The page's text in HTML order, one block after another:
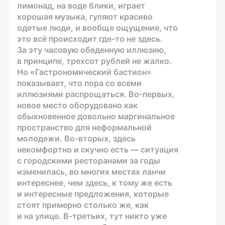
лимонад, на воде блики, играет
хорошая музыка, гуляют красиво
одетые люди, и вообще ощущение, что
это всё происходит где-то не здесь.
За эту часовую обеденную иллюзию,
в принципе, трехсот рублей не жалко.
Но «Гастрономический бастион»
показывает, что пора со всеми
иллюзиями распрощаться. Во-первых,
новое место оборудовано как
обыкновенное довольно маргинальное
пространство для неформальной
молодежи. Во-вторых, здесь
некомфортно и скучно есть — ситуация
с городскими ресторанами за годы
изменилась, во многих местах ланчи
интереснее, чем здесь, к тому же есть
и интересные предложения, которые
стоят примерно столько же, как
и на улице. В-третьих, тут никто уже